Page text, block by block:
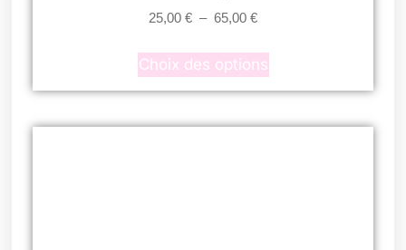
25,00 € – 65,00 €
Choix des options